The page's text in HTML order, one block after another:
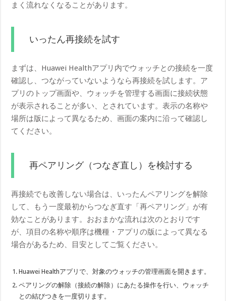
まく流れなくなることがあります。
いったん再接続を試す
まずは、Huawei Healthアプリ内でウォッチとの接続を一度
確認し、つながっていないようなら再接続を試します。ア
プリのトップ画面や、ウォッチを管理する画面に接続状態
が表示されることが多い、とされています。表示の名称や
場所は版によって異なるため、画面の案内に沿って確認し
てください。
再ペアリング（つなぎ直し）を検討する
再接続でも改善しない場合は、いったんペアリングを解除
して、もう一度最初からつなぎ直す「再ペアリング」が有
効なことがあります。おおまかな流れは次のとおりです
が、項目の名称や順序は機種・アプリの版によって異なる
場合があるため、目安としてご覧ください。
Huawei Healthアプリで、対象のウォッチの管理画面を開きます。
ペアリングの解除（接続の解除）にあたる操作を行い、ウォッチ
との結びつきを一度切ります。